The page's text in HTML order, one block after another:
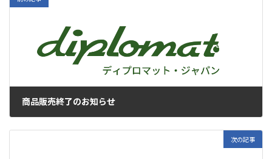
商品販売終了のお知らせ
次の記事